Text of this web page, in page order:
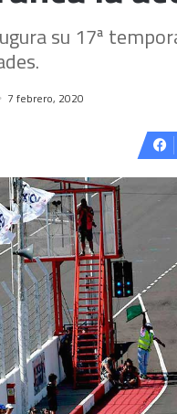
su 17ª
7 febrero, 2020